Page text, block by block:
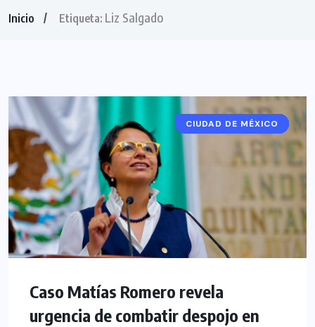
Inicio Etiqueta: Liz Salgado
ALCALDÍAS CDMX
CDMX
CIUDAD DE MÉXICO
Caso Matías Romero revela
urgencia de combatir despojo en